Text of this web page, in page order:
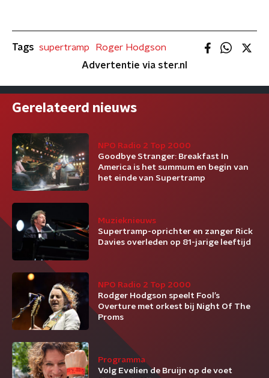
Tags supertramp
Roger Hodgson
Advertentie via ster.nl
Gerelateerd nieuws
NPO Radio 2 Top 2000
Goodbye Stranger: Breakfast In
America is het summum en begin van
het einde van Supertramp
Muzieknieuws
Supertramp-oprichter en zanger Rick
Davies overleden op 81-jarige leeftijd
NPO Radio 2 Top 2000
Rodger Hodgson speelt Fool’s
Overture met orkest bij Night Of The
Proms
Programma
Volg Evelien de Bruijn op de voet